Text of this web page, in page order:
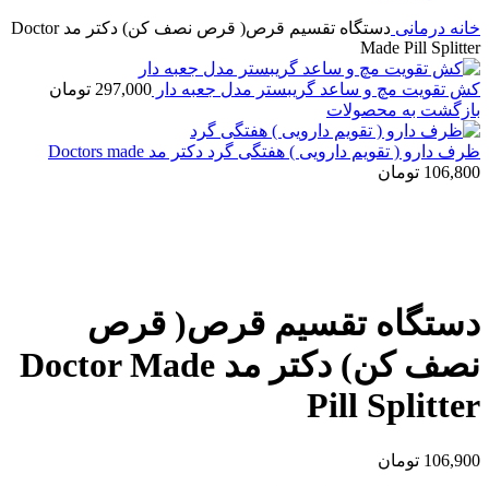
خانه درمانی
دستگاه تقسیم قرص( قرص نصف کن) دکتر مد Doctor
Made Pill Splitter
کش تقویت مچ و ساعد گریبستر مدل جعبه دار 297,000 تومان
بازگشت به محصولات
ظرف دارو ( تقویم دارویی ) هفتگی گرد دکتر مد Doctors made
106,800 تومان
دستگاه تقسیم قرص( قرص
نصف کن) دکتر مد Doctor Made
Pill Splitter
106,900 تومان